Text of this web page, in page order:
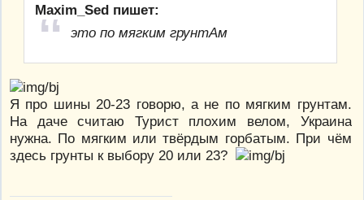
Maxim_Sed пишет:
это по мягким грунтАм
Я про шины 20-23 говорю, а не по мягким грунтам.
На даче считаю Турист плохим велом, Украина
нужна. По мягким или твёрдым горбатым. При чём
здесь грунты к выбору 20 или 23?